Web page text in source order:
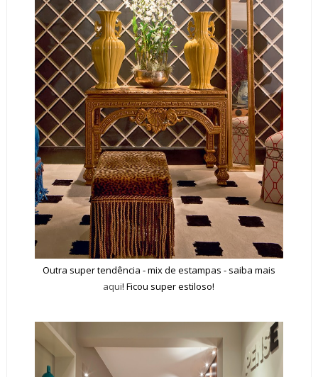
Outra super tendência - mix de estampas - saiba mais
aqui! Ficou super estiloso!